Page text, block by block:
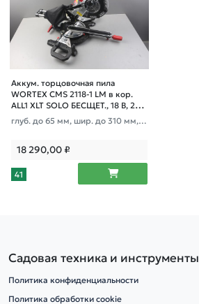
Аккум. торцовочная пила
WORTEX CMS 2118-1 LM в кор.
ALL1 XLT SOLO БЕСЩЕТ., 18 В, 210
мм, лазер уце
глуб. до 65 мм, шир. до 310 мм, л
18 290,00₽
41
Садовая техника и инструменты
Политика конфиденциальности
Политика обработки cookie